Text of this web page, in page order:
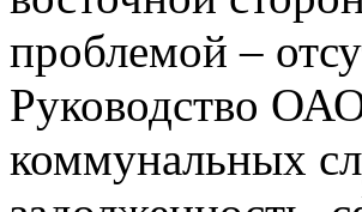
проблемой –
Руководство
коммунальных